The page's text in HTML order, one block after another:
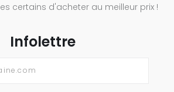
certains d'acheter au meilleur prix !
Infolettre